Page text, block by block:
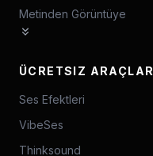
Metinden Görüntüye
ÜCRETSIZ ARAÇLAR
Ses Efektleri
VibeSes
Thinksound